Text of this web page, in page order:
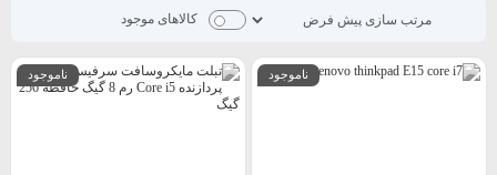
کالاهای موجود
ناموجود ناموجود